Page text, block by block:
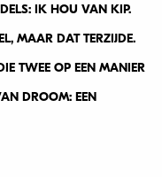
IK HOU VAN KIP.
MAAR DAT TERZIJDE.
TWEE OP EEN MANIER
DROOM: EEN